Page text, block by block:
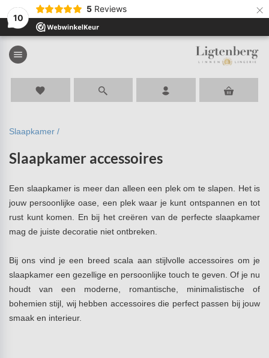
10
5 Reviews ×
menu
favorite
Slaapkamer /
Slaapkamer accessoires
Een slaapkamer is meer dan alleen een plek om te slapen. Het is
jouw persoonlijke oase, een plek waar je kunt ontspannen en tot
rust kunt komen. En bij het creëren van de perfecte slaapkamer
mag de juiste decoratie niet ontbreken.
Bij ons vind je een breed scala aan stijlvolle accessoires om je
slaapkamer een gezellige en persoonlijke touch te geven. Of je nu
houdt van een moderne, romantische, minimalistische of
bohemien stijl, wij hebben accessoires die perfect passen bij jouw
smaak en interieur.